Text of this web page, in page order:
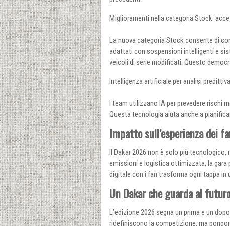
Miglioramenti nella categoria Stock:
La nuova categoria Stock consente di
adattati con sospensioni intelligenti e
veicoli di serie modificati. Questo
Intelligenza artificiale per analisi predittiva
I team utilizzano IA per prevedere rischi
Questa tecnologia aiuta anche a
Impatto sull’esperienza dei
Il Dakar 2026 non è solo più
emissioni e logistica ottimizzata, la gara
digitale con i fan trasforma ogni tappa in
Un Dakar che guarda al
L’edizione 2026 segna un prima e un
ridefiniscono la competizione, ma